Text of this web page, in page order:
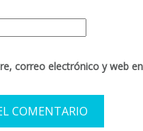
correo electrónico y web